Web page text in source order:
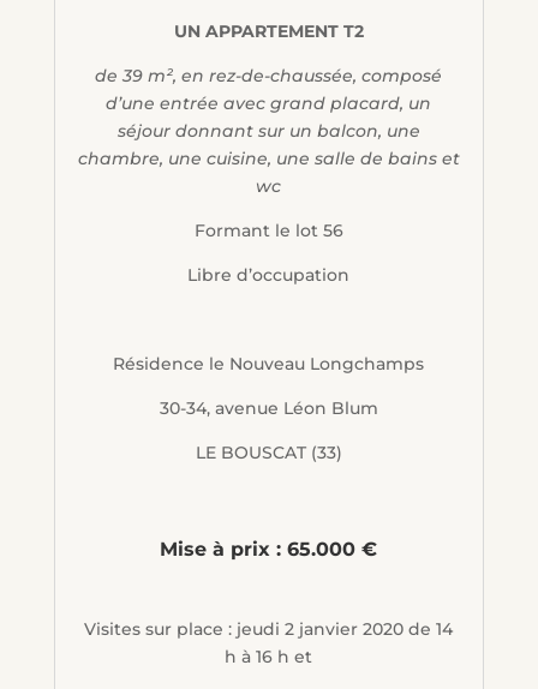
UN APPARTEMENT T2
de 39 m², en rez-de-chaussée, composé
d’une entrée avec grand placard, un
séjour donnant sur un balcon, une
chambre, une cuisine, une salle de bains et
wc
Formant le lot 56
Libre d’occupation
Résidence le Nouveau Longchamps
30-34, avenue Léon Blum
LE BOUSCAT (33)
Mise à prix : 65.000 €
Visites sur place : jeudi 2 janvier 2020 de 14
h à 16 h et